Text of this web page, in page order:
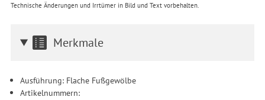
Technische Änderungen und Irrtümer in Bild und Text vorbehalten.
Merkmale
Ausführung: Flache Fußgewölbe
Artikelnummern: